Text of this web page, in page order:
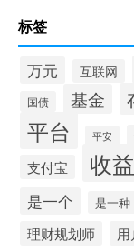
标签
万元 互联网
国债 基金
平台 平安
支付宝 收益
是一个 是一种
理财规划师